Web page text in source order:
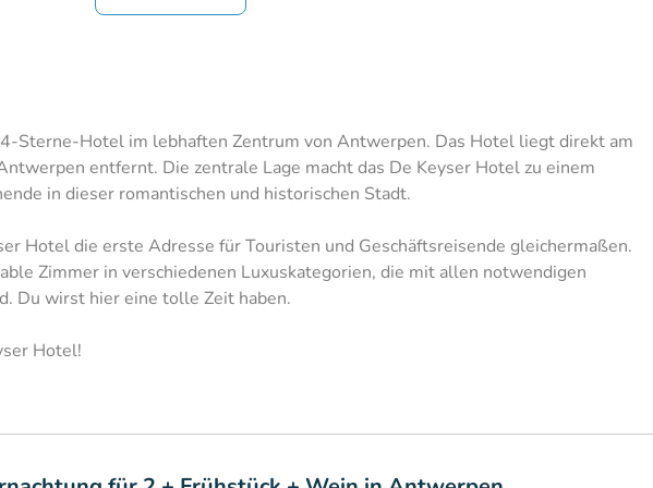
Sterne-Hotel im lebhaften Zentrum von Antwerpen. Das Hotel liegt direkt am
entfernt. Die zentrale Lage macht das De Keyser Hotel zu einem
in dieser romantischen und historischen Stadt.
Hotel die erste Adresse für Touristen und Geschäftsreisende gleichermaßen.
Zimmer in verschiedenen Luxuskategorien, die mit allen notwendigen
Du wirst hier eine tolle Zeit haben.
Hotel!